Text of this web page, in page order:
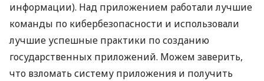
информации). Над приложением работали лучшие
команды по кибербезопасности и использовали
лучшие успешные практики по созданию
государственных приложений. Можем заверить,
что взломать систему приложения и получить